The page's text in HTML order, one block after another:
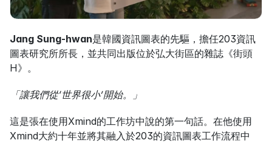
Jang Sung-hwan是韓國資訊圖表的先驅，擔任203資訊
圖表研究所所長，並共同出版位於弘大街區的雜誌《街頭
H》。
「讓我們從‘世界很小’開始。」
這是張在使用Xmind的工作坊中說的第一句話。在他使用
Xmind大約十年並將其融入於203的資訊圖表工作流程中